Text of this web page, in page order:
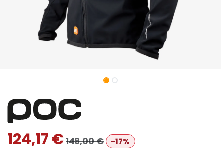
124,17€149,00€ -17%